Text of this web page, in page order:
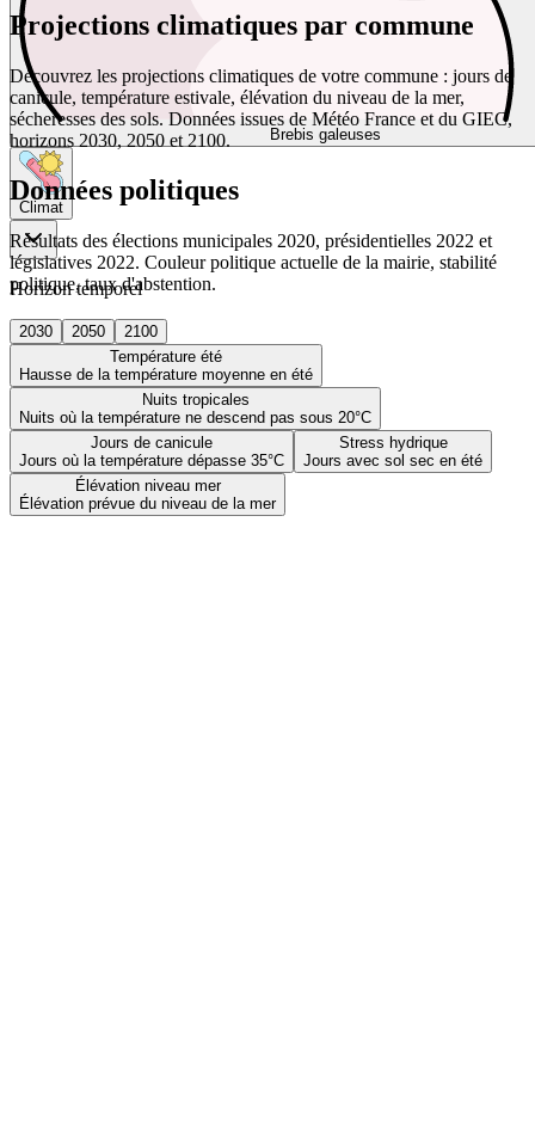
Brebis galeuses
Climat
Horizon temporel
2030 2050
2100
Température été
Hausse de la température moyenne en été
Nuits tropicales
Nuits où la température ne descend pas sous 20°C
Jours de canicule
Jours où la température dépasse 35°C
Stress hydrique
Jours avec sol sec en été
Élévation niveau mer
Élévation prévue du niveau de la mer
Projections climatiques par commune
Découvrez les projections climatiques de votre commune : jours de
canicule, température estivale, élévation du niveau de la mer,
sécheresses des sols. Données issues de Météo France et du GIEC,
horizons 2030, 2050 et 2100.
Données politiques
Résultats des élections municipales 2020, présidentielles 2022 et
législatives 2022. Couleur politique actuelle de la mairie, stabilité
politique, taux d'abstention.